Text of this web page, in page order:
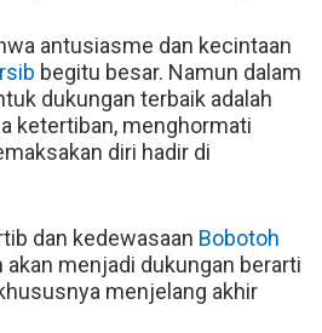
antusiasme dan kecintaan
begitu besar. Namun dalam
dukungan terbaik adalah
ketertiban, menghormati
diri hadir di
dan kedewasaan Bobotoh
akan menjadi dukungan berarti
menjelang akhir